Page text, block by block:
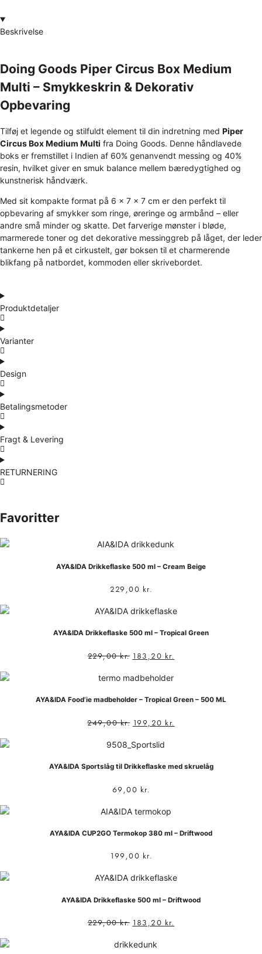
Beskrivelse
Doing Goods Piper Circus Box Medium
Multi – Smykkeskrin & Dekorativ
Opbevaring
Tilføj et legende og stilfuldt element til din indretning med Piper
Circus Box Medium Multi fra Doing Goods. Denne håndlavede
boks er fremstillet i Indien af 60% genanvendt messing og 40%
resin, hvilket giver en smuk balance mellem bæredygtighed og
kunstnerisk håndværk.
Med sit kompakte format på 6 x 7 x 7 cm er den perfekt til
opbevaring af smykker som ringe, øreringe og armbånd – eller
andre små minder og skatte. Det farverige mønster i bløde,
marmerede toner og det dekorative messinggreb på låget, der leder
tankerne hen på et cirkustelt, gør boksen til et charmerende
blikfang på natbordet, kommoden eller skrivebordet.
Produktdetaljer
Varianter
Design
Betalingsmetoder
Fragt & Levering
RETURNERING
Favoritter
AYA&IDA Drikkeflaske 500 ml – Cream Beige
229,00 kr.
AYA&IDA Drikkeflaske 500 ml – Tropical Green
229,00kr. 183,20 kr.
AYA&IDA Food’ie madbeholder – Tropical Green – 500 ML
249,00kr. 199,20 kr.
AYA&IDA Sportslåg til Drikkeflaske med skruelåg
69,00 kr.
AYA&IDA CUP2GO Termokop 380 ml – Driftwood
199,00 kr.
AYA&IDA Drikkeflaske 500 ml – Driftwood
229,00kr. 183,20 kr.